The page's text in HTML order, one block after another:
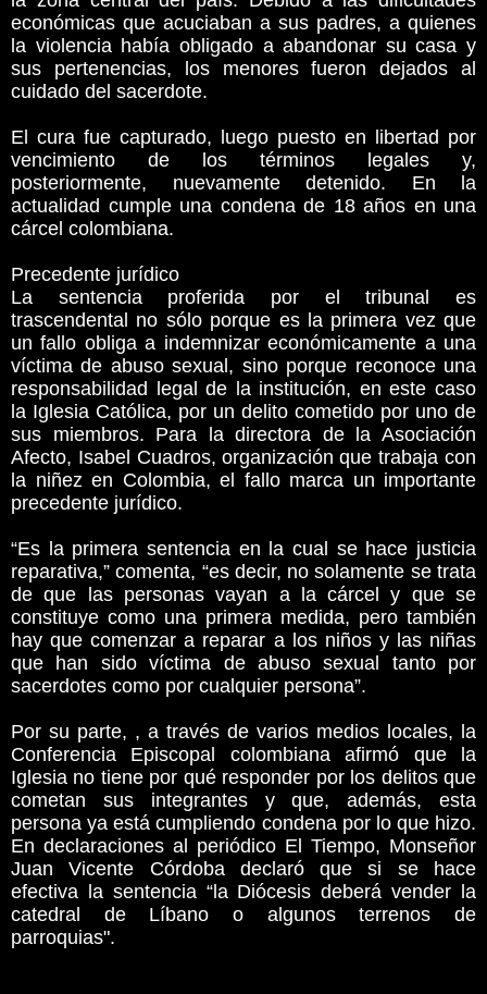
económicas que acuciaban a sus padres, a quienes
la violencia había obligado a abandonar su casa y
sus pertenencias, los menores fueron dejados al
cuidado del sacerdote.
El cura fue capturado, luego puesto en libertad por
vencimiento de los términos legales y,
posteriormente, nuevamente detenido. En la
actualidad cumple una condena de 18 años en una
cárcel colombiana.
Precedente jurídico
La sentencia proferida por el tribunal es
trascendental no sólo porque es la primera vez que
un fallo obliga a indemnizar económicamente a una
víctima de abuso sexual, sino porque reconoce una
responsabilidad legal de la institución, en este caso
la Iglesia Católica, por un delito cometido por uno de
sus miembros. Para la directora de la Asociación
Afecto, Isabel Cuadros, organización que trabaja con
la niñez en Colombia, el fallo marca un importante
precedente jurídico.
“Es la primera sentencia en la cual se hace justicia
reparativa,” comenta, “es decir, no solamente se trata
de que las personas vayan a la cárcel y que se
constituye como una primera medida, pero también
hay que comenzar a reparar a los niños y las niñas
que han sido víctima de abuso sexual tanto por
sacerdotes como por cualquier persona”.
Por su parte, , a través de varios medios locales, la
Conferencia Episcopal colombiana afirmó que la
Iglesia no tiene por qué responder por los delitos que
cometan sus integrantes y que, además, esta
persona ya está cumpliendo condena por lo que hizo.
En declaraciones al periódico El Tiempo, Monseñor
Juan Vicente Córdoba declaró que si se hace
efectiva la sentencia “la Diócesis deberá vender la
catedral de Líbano o algunos terrenos de
parroquias".